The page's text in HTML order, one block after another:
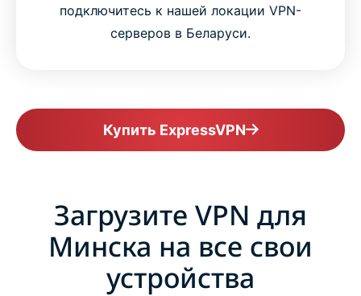
подключитесь к нашей локации VPN-
серверов в Беларуси.
Купить ExpressVPN
Загрузите VPN для
Минска на все свои
устройства